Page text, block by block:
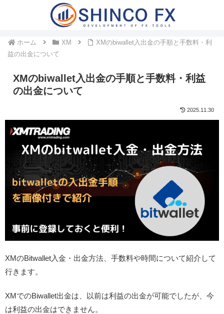
ホーム XM
XMのbiwallet入出金の手順と手数料・利
益の出金について
XMのbiwallet入出金の手順と手数料・利益
の出金について
2025.11.30
XMのBitwallet入金・出金方法、手数料や時間について紹介して
行きます。
XMでのBiwallet出金は、以前は利益の出金が可能でしたが、今
は利益の出金はできません。